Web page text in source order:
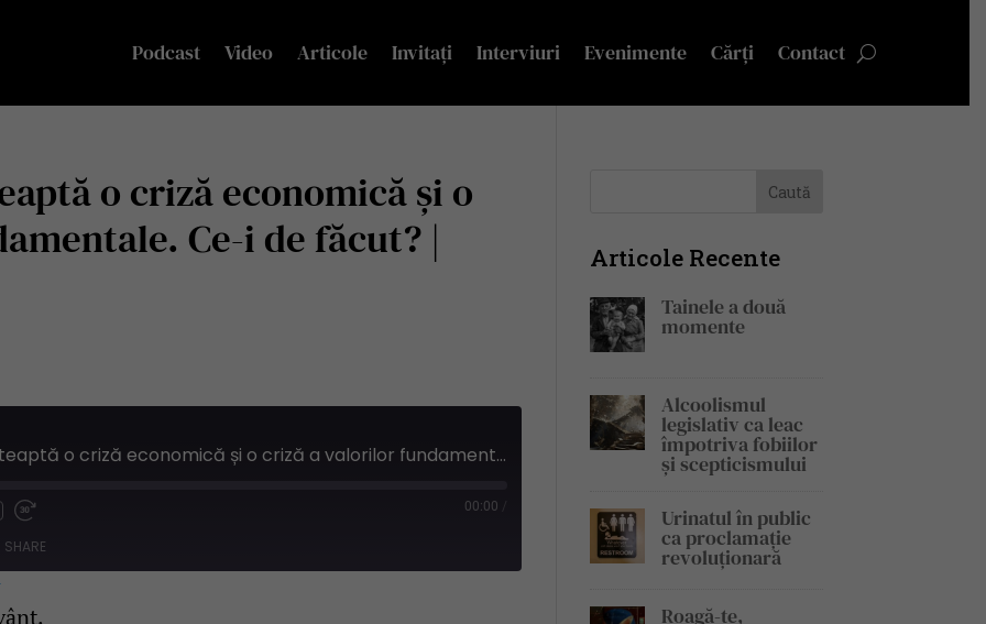
Podcast Video Articole Invitați Interviuri Evenimente Cărți Contact
o criză economică și o
Ce-i de făcut? |
Petrișor Peiu: Ne așteaptă o criză economică și o criză a valorilor fundamentale. Ce-i de făcut? | PeDreptCuvânt #67
Fast
30
seconds
00:00
SHARE
Articole Recente
Tainele a două
momente
Alcoolismul
legislativ ca leac
împotriva fobiilor
și scepticismului
Urinatul în public
ca proclamație
revoluționară
Roagă-te,